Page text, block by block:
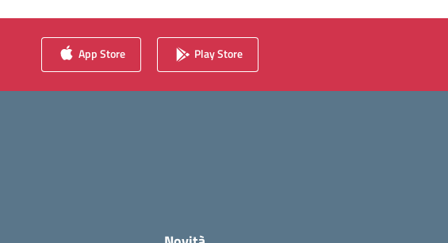
App Store Play Store